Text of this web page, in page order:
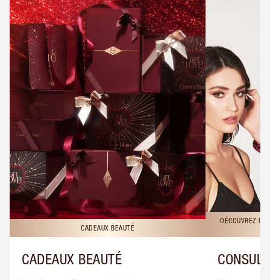
CADEAUX BEAUTÉ
CADEAUX BEAUTÉ
DÉCOUVREZ